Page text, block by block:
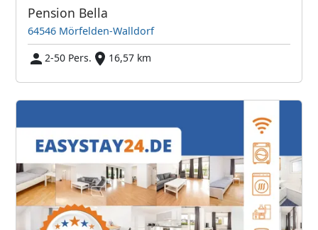
Pension Bella
64546 Mörfelden-Walldorf
2-50 Pers.
16,57 km